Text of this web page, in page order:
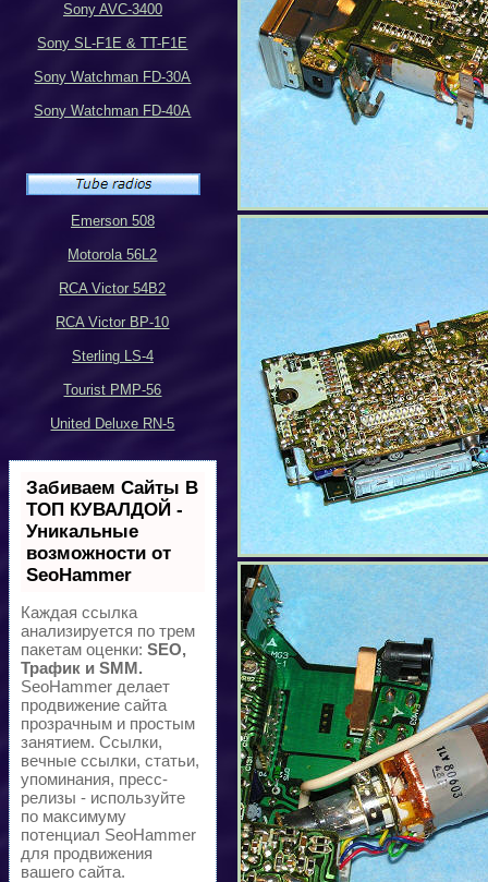
Sony AVC-3400
Sony SL-F1E & TT-F1E
Sony Watchman FD-30A
Sony Watchman FD-40A
Emerson 508
Motorola 56L2
RCA Victor 54B2
RCA Victor BP-10
Sterling LS-4
Tourist PMP-56
United Deluxe RN-5
Забиваем Сайты В
ТОП КУВАЛДОЙ -
Уникальные
возможности от
SeoHammer
Каждая ссылка
анализируется по трем
пакетам оценки: SEO,
Трафик и SMM.
SeoHammer делает
продвижение сайта
прозрачным и простым
занятием. Ссылки,
вечные ссылки, статьи,
упоминания, пресс-
релизы - используйте
по максимуму
потенциал SeoHammer
для продвижения
вашего сайта.